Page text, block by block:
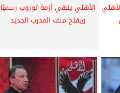
الأهلي ينهي أزمة توروب رسميًا
ويفتح ملف المدرب الجديد